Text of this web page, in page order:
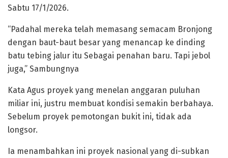
Sabtu 17/1/2026.
“Padahal mereka telah memasang semacam Bronjong
dengan baut-baut besar yang menancap ke dinding
batu tebing jalur itu Sebagai penahan baru. Tapi jebol
juga,” Sambungnya
Kata Agus proyek yang menelan anggaran puluhan
miliar ini, justru membuat kondisi semakin berbahaya.
Sebelum proyek pemotongan bukit ini, tidak ada
longsor.
Ia menambahkan ini proyek nasional yang di-subkan